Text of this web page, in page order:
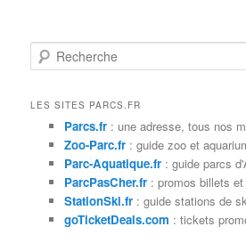
e
h
LES SITES PARCS.FR
Parcs.fr: une adresse, tous nos
Zoo-Parc.fr: guide zoo et
Parc-Aquatique.fr: guide parcs
ParcPasCher.fr: promos billets et
StationSki.fr: guide stations de
goTicketDeals.com : tickets